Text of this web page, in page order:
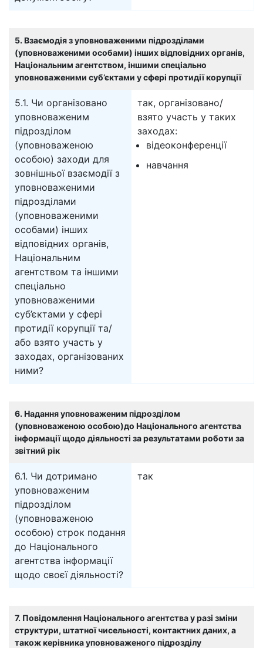
5. Взаємодія з уповноваженими підрозділами
(уповноваженими особами) інших відповідних органів,
Національним агентством, іншими спеціально
уповноваженими суб’єктами у сфері протидії корупції
5.1. Чи організовано
уповноваженим
підрозділом
(уповноваженою
особою) заходи для
зовнішньої взаємодії з
уповноваженими
підрозділами
(уповноваженими
особами) інших
відповідних органів,
Національним
агентством та іншими
спеціально
уповноваженими
суб’єктами у сфері
протидії корупції та/
або взято участь у
заходах, організованих
ними?
так, організовано/
взято участь у таких
заходах:
відеоконференції
навчання
6. Надання уповноваженим підрозділом
(уповноваженою особою)до Національного агентства
інформації щодо діяльності за результатами роботи за
звітний рік
6.1. Чи дотримано
уповноваженим
підрозділом
(уповноваженою
особою) строк подання
до Національного
агентства інформації
щодо своєї діяльності?
так
7. Повідомлення Національного агентства у разі зміни
структури, штатної чисельності, контактних даних, а
також керівника уповноваженого підрозділу